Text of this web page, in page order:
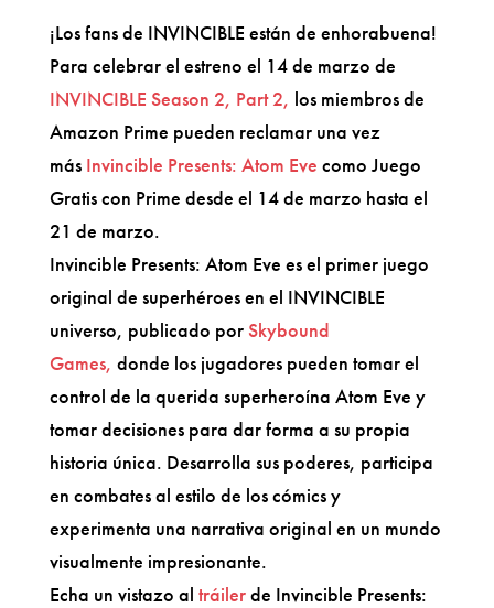
¡Los fans de INVINCIBLE están de enhorabuena!
Para celebrar el estreno el 14 de marzo de
INVINCIBLE Season 2, Part 2, los miembros de
Amazon Prime pueden reclamar una vez
más Invincible Presents: Atom Eve como Juego
Gratis con Prime desde el 14 de marzo hasta el
21 de marzo.
Invincible Presents: Atom Eve es el primer juego
original de superhéroes en el INVINCIBLE
universo, publicado porSkybound
Games, donde los jugadores pueden tomar el
control de la querida superheroína Atom Eve y
tomar decisiones para dar forma a su propia
historia única. Desarrolla sus poderes, participa
en combates al estilo de los cómics y
experimenta una narrativa original en un mundo
visualmente impresionante.
Echa un vistazo al tráilerde Invincible Presents: